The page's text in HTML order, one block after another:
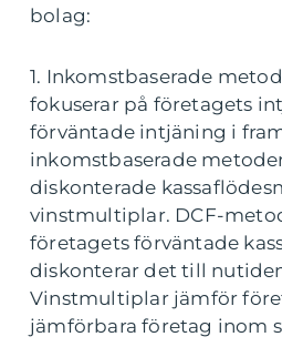
bolag:
1. Inkomstbaserade
fokuserar på företagets
förväntade intjäning i
inkomstbaserade
diskonterade
vinstmultiplar. DCF-
företagets förväntade
diskonterar det till
Vinstmultiplar jämför
jämförbara företag inom